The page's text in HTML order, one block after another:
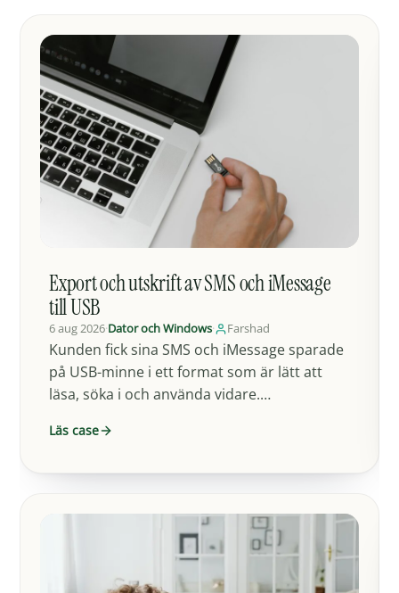
Export och utskrift av SMS och iMessage
till USB
6 aug 2026·Dator och Windows· Farshad
Kunden fick sina SMS och iMessage sparade
på USB-minne i ett format som är lätt att
läsa, söka i och använda vidare.…
Läs case